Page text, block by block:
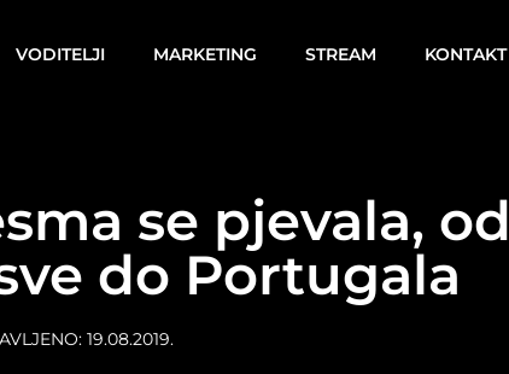
VODITELJI MARKETING STREAM KONTAKT
se pjevala, od
do Portugala
19.08.2019.